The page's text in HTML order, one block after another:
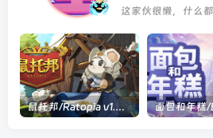
这家伙很懒，什么
鼠托邦/Ratopia v1.0.0530|策略模拟|容量2.9GB|官方中文版